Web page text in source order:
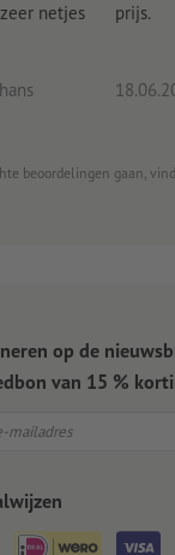
netjes
prijs.
beoordelingen gaan,
op de
van 15 %